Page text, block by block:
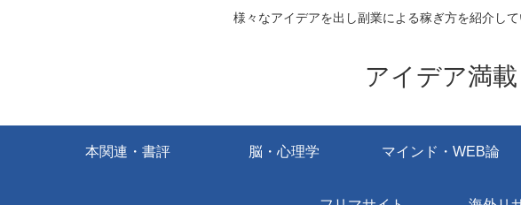
様々なアイデアを出し副業による稼ぎ方を紹介し
アイデア満
本関連・書評 脳・心理学 マインド・WEB論